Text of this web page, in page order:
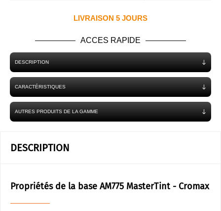
LIVRAISON 5 JOURS
ACCES RAPIDE
DESCRIPTION
CARACTÉRISTIQUES
AUTRES PRODUITS DE LA GAMME
DESCRIPTION
Propriétés de la base AM775 MasterTint - Cromax